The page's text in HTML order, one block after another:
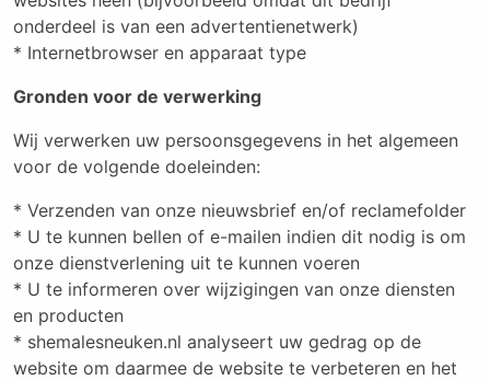
onderdeel is van een advertentienetwerk)
* Internetbrowser en apparaat type
Gronden voor de verwerking
Wij verwerken uw persoonsgegevens in het algemeen
voor de volgende doeleinden:
* Verzenden van onze nieuwsbrief en/of reclamefolder
* U te kunnen bellen of e-mailen indien dit nodig is om
onze dienstverlening uit te kunnen voeren
* U te informeren over wijzigingen van onze diensten
en producten
* shemalesneuken.nl analyseert uw gedrag op de
website om daarmee de website te verbeteren en het